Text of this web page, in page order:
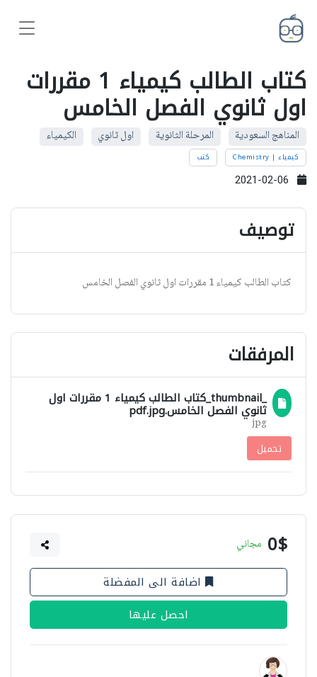
كتاب الطالب كيمياء 1 مقررات
اول ثانوي الفصل الخامس
المناهج السعودية المرحلة الثانوية اول ثانوي الكيمياء
كيمياء | Chemistry كتب
توصيف
كتاب الطالب كيمياء 1 مقررات اول ثانوي الفصل الخامس
المرفقات
_thumbnail_كتاب الطالب كيمياء 1 مقررات اول
ثانوي الفصل الخامس.pdf.jpg
jpg
تحميل
0$ مجاني
اضافة الى المفضلة
احصل عليها